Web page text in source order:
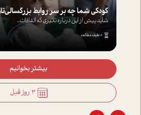
کودکی شما چه بر سر روابط
شاید پیش از این درباره تاثیری که اتفاقات...
8 دقیقه مطالعه
بیشتر بخوانیم
3 روز قبل